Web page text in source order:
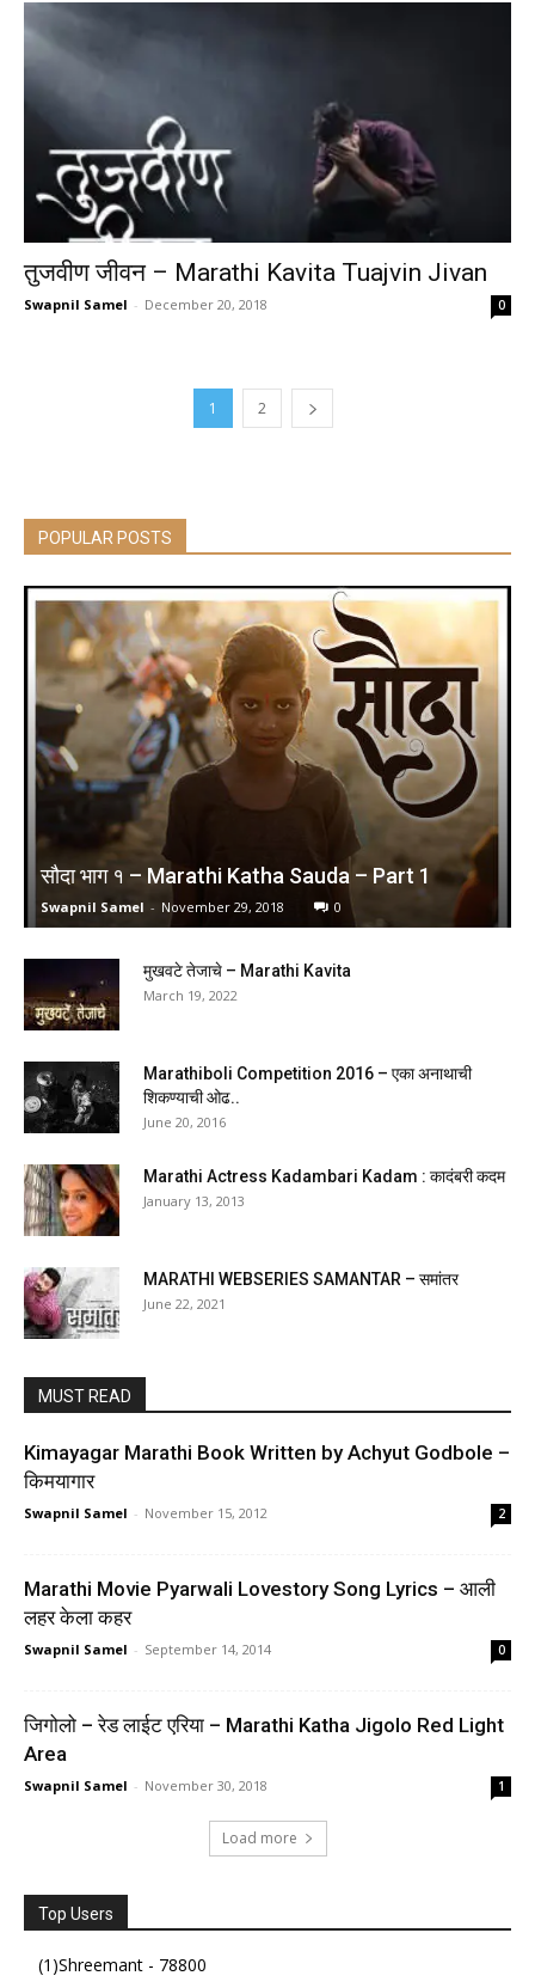
तुजवीण जीवन – Marathi Kavita Tuajvin Jivan
Swapnil Samel - December 20, 2018 0
1 2
POPULAR POSTS
सौदा भाग १ – Marathi Katha Sauda – Part 1
Swapnil Samel - November 29, 2018 0
मुखवटे तेजाचे – Marathi Kavita
March 19, 2022
Marathiboli Competition 2016 – एका अनाथाची
शिकण्याची ओढ..
June 20, 2016
Marathi Actress Kadambari Kadam : कादंबरी कदम
January 13, 2013
MARATHI WEBSERIES SAMANTAR – समांतर
June 22, 2021
MUST READ
Kimayagar Marathi Book Written by Achyut Godbole –
किमयागार
Swapnil Samel - November 15, 2012 2
Marathi Movie Pyarwali Lovestory Song Lyrics – आली
लहर केला कहर
Swapnil Samel - September 14, 2014 0
जिगोलो – रेड लाईट एरिया – Marathi Katha Jigolo Red Light
Area
Swapnil Samel - November 30, 2018 1
Load more
Top Users
(1)Shreemant - 78800